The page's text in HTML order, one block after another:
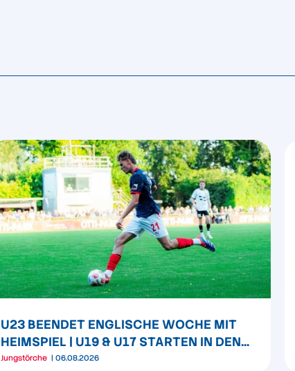
U23 BEENDET ENGLISCHE WOCHE MIT
HEIMSPIEL | U19 & U17 STARTEN IN DEN
LIGABETRIEB
Jungstörche 06.08.2026